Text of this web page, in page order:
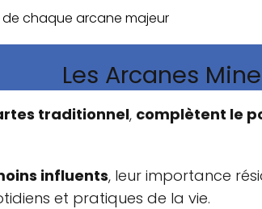
chaque arcane majeur
Les Arcanes
traditionnel, complètent le
influents, leur importance
et pratiques de la vie.